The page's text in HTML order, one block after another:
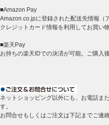
■Amazon Pay
Amazon.co.jpに登録された配送先情報（
クレジットカード情報を利用してお買い物
■楽天Pay
お持ちの楽天IDでの決済が可能。ご購入
ネットショッピング以外にも、お電話ま
す。
お問合せもしくはご注文は下記までご連絡